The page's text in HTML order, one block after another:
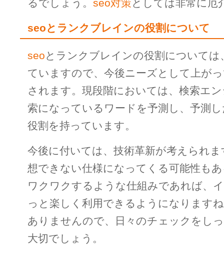
るでしょう。 seo対策としては非常に厄
seoとランクブレインの役割について
seoとランクブレインの役割については
ていますので、今後ニーズとして上が
されます。現段階においては、検索エ
索になっているワードを予測し、予測
役割を持っています。
今後に付いては、技術革新が考えられ
想できない仕様になってくる可能性も
ワクワクするような仕組みであれば、
っと楽しく利用できるようになります
ありませんので、日々のチェックをし
大切でしょう。